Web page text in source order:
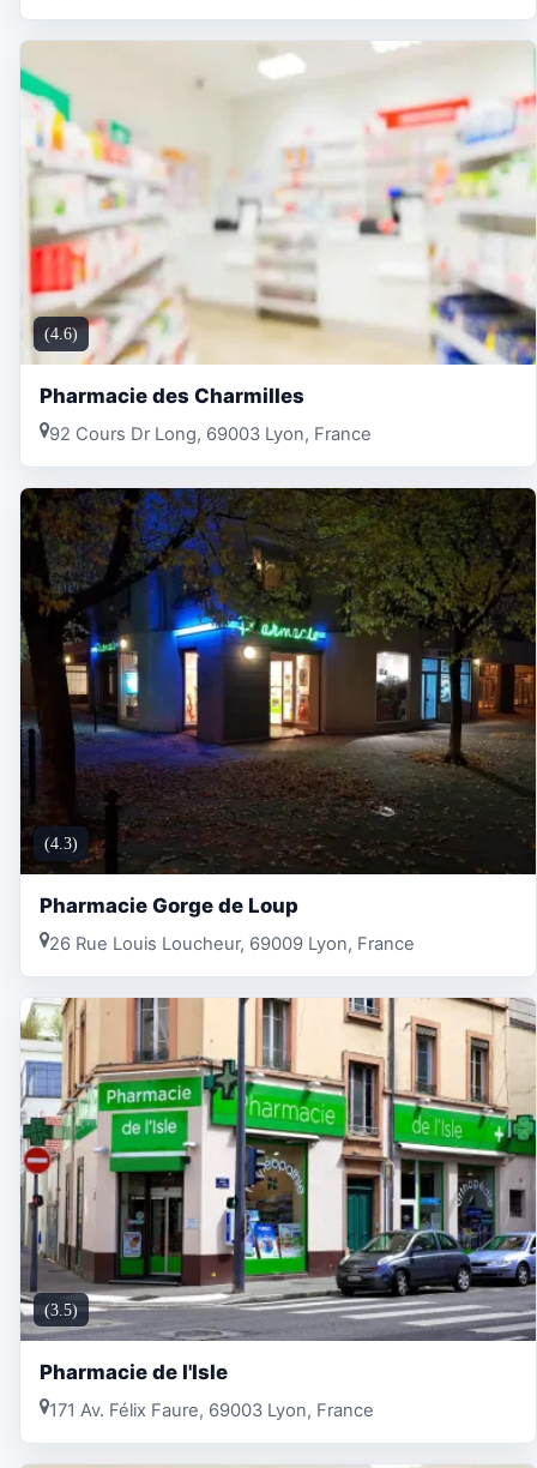
(4.6)
Pharmacie des Charmilles
92 Cours Dr Long, 69003 Lyon, France
(4.3)
Pharmacie Gorge de Loup
26 Rue Louis Loucheur, 69009 Lyon, France
(3.5)
Pharmacie de l'Isle
171 Av. Félix Faure, 69003 Lyon, France